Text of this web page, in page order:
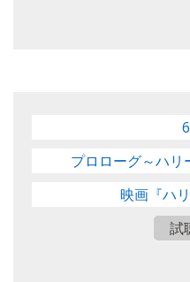
プロローグ～ハリ
映画『ハ
試